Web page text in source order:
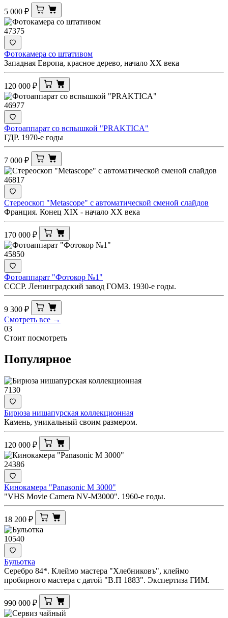
5 000 ₽
47375
Фотокамера со штативом
Западная Европа, красное дерево, начало XX века
120 000 ₽
46977
Фотоаппарат со вспышкой "PRAKTICA"
ГДР. 1970-е годы
7 000 ₽
46817
Стереоскоп "Metascope" с автоматической сменой слайдов
Франция. Конец XIX - начало XX века
170 000 ₽
45850
Фотоаппарат "Фотокор №1"
СССР. Ленинградский завод ГОМЗ. 1930-е годы.
9 300 ₽
Смотреть все →
03
Стоит посмотреть
Популярное
7130
Бирюза нишапурская коллекционная
Камень, уникальный своим размером.
120 000 ₽
24386
Кинокамера "Panasonic M 3000"
"VHS Movie Camera NV-M3000". 1960-е годы.
18 200 ₽
10540
Бульотка
Серебро 84*. Клеймо мастера "Хлебниковъ", клеймо
пробирного мастера с датой "В.П 1883". Экспертиза ГИМ.
990 000 ₽